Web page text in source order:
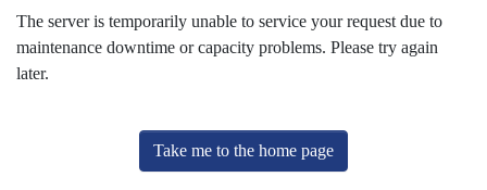
The server is temporarily unable to service your request due to
maintenance downtime or capacity problems. Please try again
later.
Take me to the home page